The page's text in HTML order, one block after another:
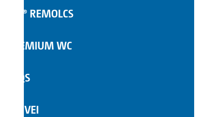
TOI® REMOLCS
PREMIUM WC
FAQS
SERVEI